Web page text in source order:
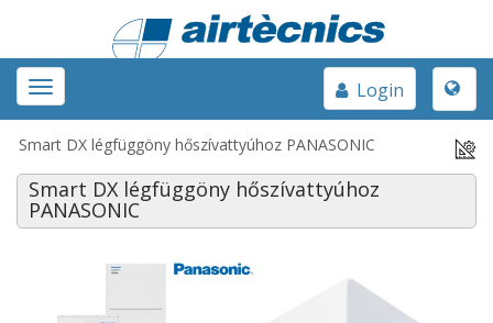
Toggle
navigation
Toggle
Login
Smart DX légfüggöny hőszívattyúhoz PANASONIC
Smart DX légfüggöny hőszívattyúhoz
PANASONIC